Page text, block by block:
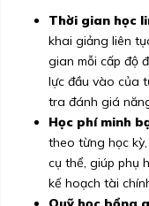
Thời gian học
khai giảng liên
gian mỗi cấp độ
lực đầu vào của
tra đánh giá
Học phí minh
theo từng học
cụ thể, giúp phụ
kế hoạch tài